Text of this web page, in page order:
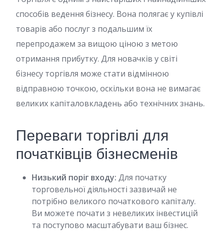
способів ведення бізнесу. Вона полягає у купівлі
товарів або послуг з подальшим їх
перепродажем за вищою ціною з метою
отримання прибутку. Для новачків у світі
бізнесу торгівля може стати відмінною
відправною точкою, оскільки вона не вимагає
великих капіталовкладень або технічних знань.
Переваги торгівлі для
початківців бізнесменів
Низький поріг входу: Для початку
торговельної діяльності зазвичай не
потрібно великого початкового капіталу.
Ви можете почати з невеликих інвестицій
та поступово масштабувати ваш бізнес.